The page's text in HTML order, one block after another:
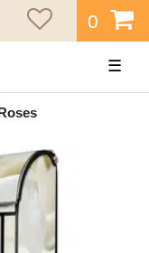
0
☰